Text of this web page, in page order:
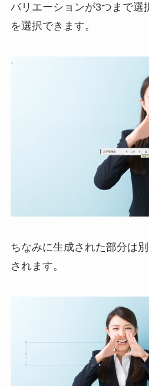
バリエーションが3つまで選
を選択できます。
ちなみに生成された部分は
されます。